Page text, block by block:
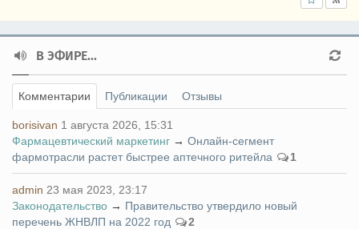
В ЭФИРЕ...
Комментарии Публикации Отзывы
borisivan 1 августа 2026, 15:31
Фармацевтический маркетинг → Онлайн-сегмент
фармотрасли растет быстрее аптечного ритейла
1
admin 23 мая 2023, 23:17
Законодательство → Правительство утвердило новый
перечень ЖНВЛП на 2022 год
2